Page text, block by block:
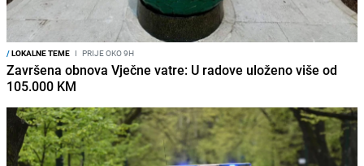
/LOKALNE TEME I PRIJE OKO 9H
Završena obnova Vječne vatre: U radove uloženo više od
105.000 KM